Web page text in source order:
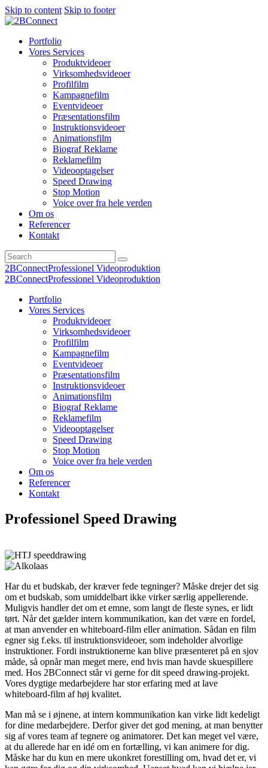
Skip to content Skip to footer
Portfolio
Vores Services
Produktvideoer
Virksomhedsvideoer
Profilfilm
Kampagnefilm
Eventvideoer
Præsentationsfilm
Instruktionsvideoer
Animationsfilm
Biograf Reklame
Reklamefilm
Videooptagelser
Speed Drawing
Stop Motion
Voice over fra hele verden
Om os
Referencer
Kontakt
2BConnectProfessionel Videoproduktion
2BConnectProfessionel Videoproduktion
Portfolio
Vores Services
Produktvideoer
Virksomhedsvideoer
Profilfilm
Kampagnefilm
Eventvideoer
Præsentationsfilm
Instruktionsvideoer
Animationsfilm
Biograf Reklame
Reklamefilm
Videooptagelser
Speed Drawing
Stop Motion
Voice over fra hele verden
Om os
Referencer
Kontakt
Professionel Speed Drawing
Har du et budskab, der kræver fede tegninger? Måske drejer det sig
om et budskab, som umiddelbart ikke virker særlig appellerende.
Muligvis handler det om et emne, som langt de fleste synes, er lidt
tørt. Når det gælder intern kommunikation, kan det være en fordel,
at man anvender en whiteboard-film eller animation. Sådan en film
egner sig f.eks. til instruktionsvideoer, som indeholder alvorlige
instruktioner. Fordi instruktionerne kan blive præsenteret på en sjov
måde, så opnår man meget mere, end hvis man havde skuespillere
med. Hos 2BConnect står vi gerne for dit speed drawing-projekt.
Vores dygtige medarbejdere har stor erfaring med at lave
whiteboard-film af høj kvalitet.
Man må se i øjnene, at intern kommunikation kan virke lidt kedeligt
for dine medarbejdere. Derfor giver det god mening, at man benytter
sig af vores team af tegnere og animatorer. Det kan meget vel være,
at du allerede har en idé om en fortælling, vi kan animere for dig.
Måske har du kun en mere ukonkret forestilling om, hvad det er, vi